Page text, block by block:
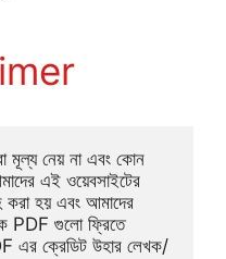
মূল্য নেয় না এবং কোন
এই ওয়েবসাইটের
করা হয় এবং আমাদের
PDF গুলো ফ্রিতে
এর ক্রেডিট উহার লেখক/